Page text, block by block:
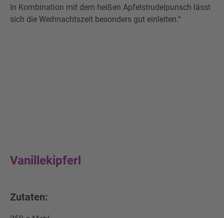
In Kombination mit dem heißen Apfelstrudelpunsch lässt
sich die Weihnachtszeit besonders gut einleiten.“
Vanillekipferl
Zutaten: